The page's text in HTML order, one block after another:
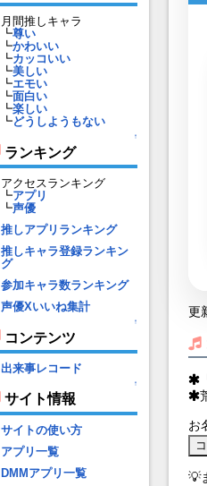
月間推しキャラ
┗尊い
┗かわいい
┗カッコいい
┗美しい
┗エモい
┗面白い
┗楽しい
┗どうしようもない
↑
ランキング
アクセスランキング
┗アプリ
┗声優
推しアプリランキング
推しキャラ登録ランキン
グ
参加キャラ数ランキング
声優Xいいね集計
↑
コンテンツ
出来事レコード
↑
サイト情報
サイトの使い方
アプリ一覧
DMMアプリ一覧
更
お
💡